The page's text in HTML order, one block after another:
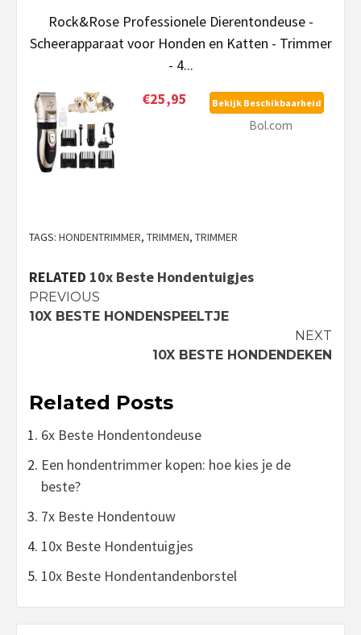
Rock&Rose Professionele Dierentondeuse -
Scheerapparaat voor Honden en Katten - Trimmer
- 4...
€25,95
Bekijk Beschikbaarheid
Bol.com
TAGS: HONDENTRIMMER, TRIMMEN, TRIMMER
RELATED 10x Beste Hondentuigjes
Continue
PREVIOUS
10X BESTE HONDENSPEELTJE
NEXT
10X BESTE HONDENDEKEN
Related Posts
6x Beste Hondentondeuse
Een hondentrimmer kopen: hoe kies je de
beste?
7x Beste Hondentouw
10x Beste Hondentuigjes
10x Beste Hondentandenborstel